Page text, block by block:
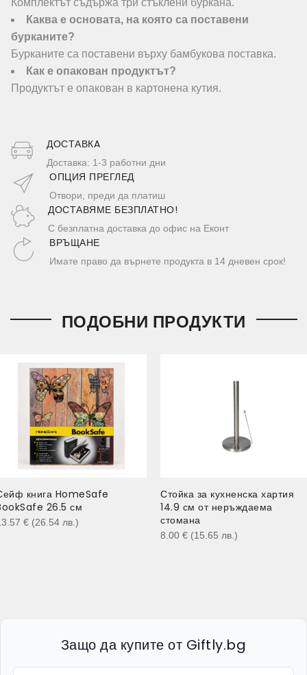
Комплектът съдържа три стъклени буркана.
Каква е основата, на която са поставени
бурканите?
Бурканите са поставени върху бамбукова поставка.
Как е опакован продуктът?
Продуктът е опакован в картонена кутия.
ДОСТАВКA
Доставка: 1-3 работни дни
ОПЦИЯ ПРЕГЛЕД
Отвори, преди да платиш
ДОСТАВЯМЕ БЕЗПЛАТНО!
С безплатна доставка до офис на Еконт
ВРЪЩАНЕ
Имате право да върнете продукта в 14 дневен срок!
ПОДОБНИ ПРОДУКТИ
книга HomeSafe
26.5 см
€ (26.54 лв. )
Стойка за кухненска хартия
14.9 см от неръждаема
стомана
8.00 € (15.65 лв. )
Защо да купите от Giftly.bg